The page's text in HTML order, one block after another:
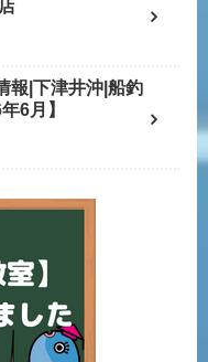
報|下津井沖|船釣
6月】